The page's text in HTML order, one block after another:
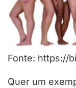
Fonte: https://
Quer um